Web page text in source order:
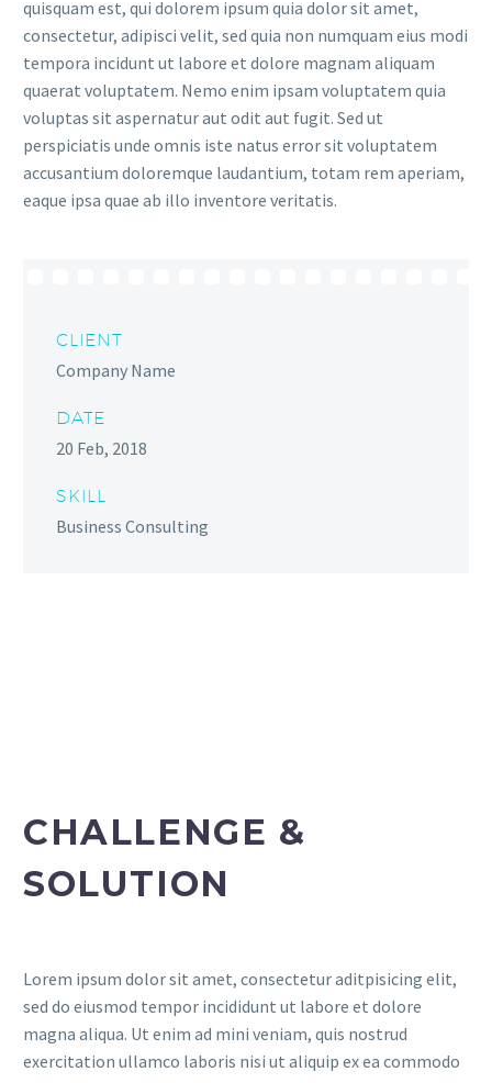
quisquam est, qui dolorem ipsum quia dolor sit amet,
consectetur, adipisci velit, sed quia non numquam eius modi
tempora incidunt ut labore et dolore magnam aliquam
quaerat voluptatem. Nemo enim ipsam voluptatem quia
voluptas sit aspernatur aut odit aut fugit. Sed ut
perspiciatis unde omnis iste natus error sit voluptatem
accusantium doloremque laudantium, totam rem aperiam,
eaque ipsa quae ab illo inventore veritatis.
CLIENT
Company Name
DATE
20 Feb, 2018
SKILL
Business Consulting
CHALLENGE &
SOLUTION
Lorem ipsum dolor sit amet, consectetur aditpisicing elit,
sed do eiusmod tempor incididunt ut labore et dolore
magna aliqua. Ut enim ad mini veniam, quis nostrud
exercitation ullamco laboris nisi ut aliquip ex ea commodo